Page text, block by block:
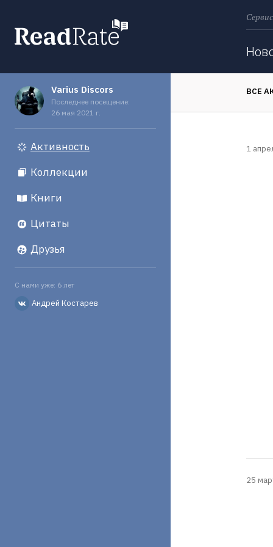
Varius Discors
Последнее посещение:
26 мая 2021 г.
Активность
Коллекции
Книги
Цитаты
Друзья
С нами уже: 6 лет
Андрей Костарев
ВСЕ
1
25